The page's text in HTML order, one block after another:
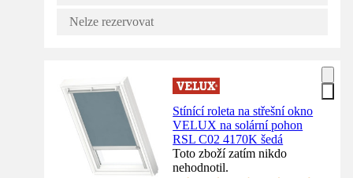
Nelze rezervovat
Stínící roleta na střešní okno
VELUX na solární pohon
RSL C02 4170K šedá
Toto zboží zatím nikdo
nehodnotil.